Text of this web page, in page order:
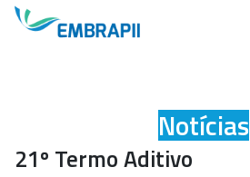
Notícias
21º Termo Aditivo